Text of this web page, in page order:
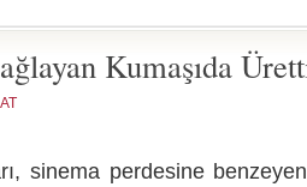
Kumaşıda
sinema perdesine